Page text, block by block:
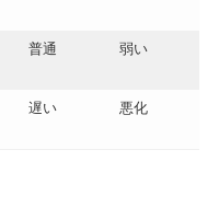
普通 弱い
遅い 悪化